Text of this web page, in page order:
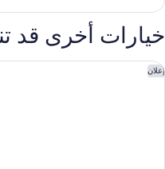
King
Directors
Room
Theme
Park
Access
خيارات أخرى قد
إعلان
قصر الإمارات ماندارين أورينتال،